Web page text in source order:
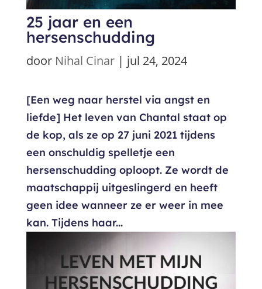
25 jaar en een
hersenschudding
door Nihal Cinar| jul 24, 2024
[Een weg naar herstel via angst en
liefde] Het leven van Chantal staat op
de kop, als ze op 27 juni 2021 tijdens
een onschuldig spelletje een
hersenschudding oploopt. Ze wordt de
maatschappij uitgeslingerd en heeft
geen idee wanneer ze er weer in mee
kan. Tijdens haar...